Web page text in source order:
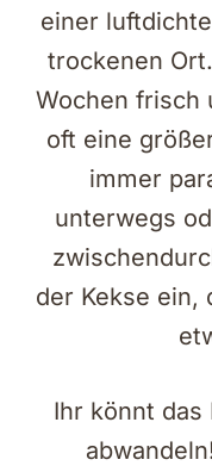
einer
trockenen
Wochen frisch
oft eine
immer
unterwegs
der Kekse ein,
Ihr könnt das